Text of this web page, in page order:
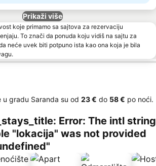
Prikaži više
koje primamo sa sajtova za rezervaciju
To znači da ponuda koju vidiš na sajtu za
neće uvek biti potpuno ista kao ona koja je bila
gradu Saranda su od ‎23 € do ‎58 € po noći.
Error: The intl string
"lokacija" was not provided